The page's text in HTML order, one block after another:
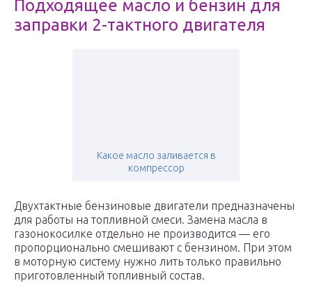
Подходящее масло и бензин для
заправки 2-тактного двигателя
Какое масло заливается в
компрессор
Двухтактные бензиновые двигатели предназначены
для работы на топливной смеси. Замена масла в
газонокосилке отдельно не производится — его
пропорционально смешивают с бензином. При этом
в моторную систему нужно лить только правильно
приготовленный топливный состав.